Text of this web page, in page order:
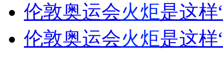
无痛分娩是否安全 医生回应
外交部：反对强权政治霸凌主义
伦敦奥运会火炬是这样
伦敦奥运会火炬是这样